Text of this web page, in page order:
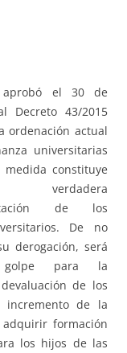
aprobó el 30 de
Decreto 43/2015
ordenación actual
universitarias
medida constituye
de los
De no
derogación, será
para la
de los
de la
formación
los hijos de las